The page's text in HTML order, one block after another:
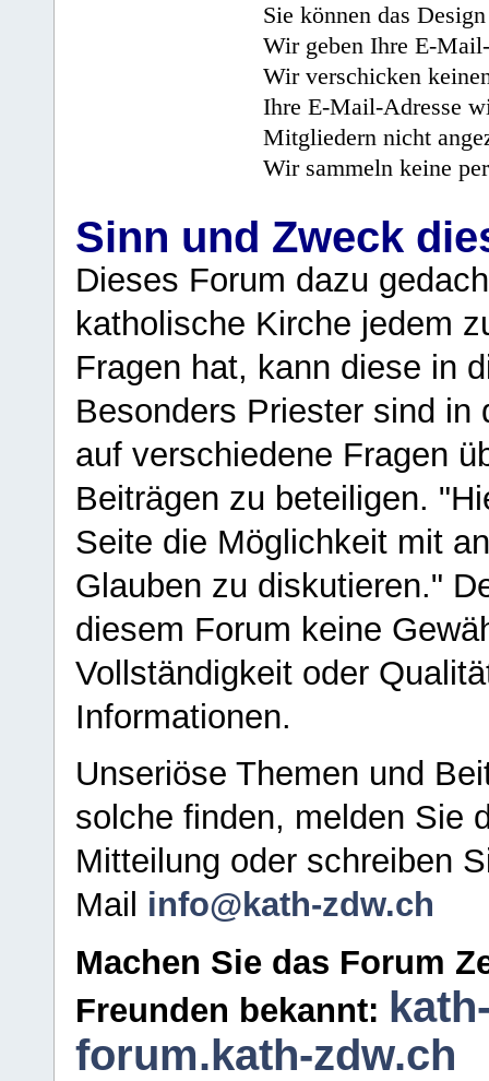
Sie können das
Wir geben Ihre E-
Wir verschicken
Ihre E-Mail-Adresse
Mitgliedern nicht
Wir sammeln keine
Sinn und Zweck
Dieses Forum dazu
katholische Kirche jedem
Fragen hat, kann diese in
Besonders Priester sind in
auf verschiedene Fragen
Beiträgen zu beteiligen.
Seite die Möglichkeit mit
Glauben zu diskutieren."
diesem Forum keine
Vollständigkeit oder
Informationen.
Unseriöse Themen und
solche finden, melden Sie
Mitteilung oder schreiben
Mail info@kath-zdw.ch
Machen Sie das Forum
Freunden bekannt:
forum.kath-zdw.ch